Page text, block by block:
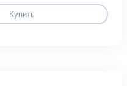
Купить